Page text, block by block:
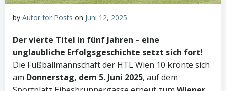
by Autor for Posts on Juni 12, 2025
Der vierte Titel in fünf Jahren – eine
unglaubliche Erfolgsgeschichte setzt sich fort!
Die Fußballmannschaft der HTL Wien 10 krönte sich
am Donnerstag, dem 5. Juni 2025, auf dem